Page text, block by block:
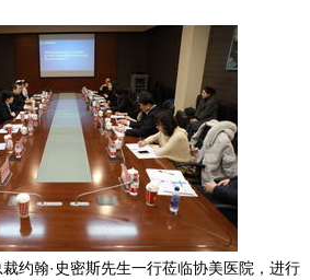
约翰·史密斯先生一行莅临协美医院，进行